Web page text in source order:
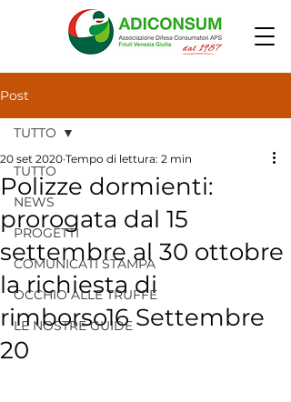
Post
TUTTO
NEWS
PROGETTI
COMUNICATI STAMPA
OCCHIO ALLE TRUFFE
LE NOSTRE GUIDE
TUTTO
Polizze dormienti:
prorogata dal 15
settembre al 30 ottobre
la richiesta di
rimborso16 Settembre
20
20 set 2020 Tempo di lettura: 2 min